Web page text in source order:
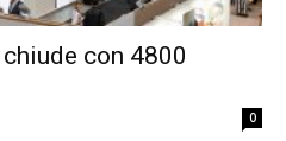
con 4800
0